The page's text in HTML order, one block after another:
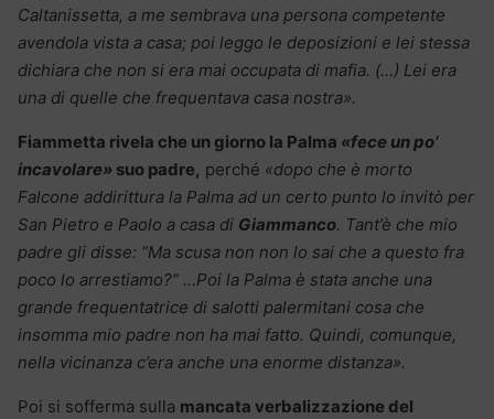
Caltanissetta, a me sembrava una persona competente
avendola vista a casa; poi leggo le deposizioni e lei stessa
dichiara che non si era mai occupata di mafia. (…) Lei era
una di quelle che frequentava casa nostra».
Fiammetta rivela che un giorno la Palma «fece un po’
incavolare» suo padre, perché «dopo che è morto
Falcone addirittura la Palma ad un certo punto lo invitò per
San Pietro e Paolo a casa di Giammanco. Tant’è che mio
padre gli disse: “Ma scusa non non lo sai che a questo fra
poco lo arrestiamo?” …Poi la Palma è stata anche una
grande frequentatrice di salotti palermitani cosa che
insomma mio padre non ha mai fatto. Quindi, comunque,
nella vicinanza c’era anche una enorme distanza».
Poi si sofferma sulla mancata verbalizzazione del